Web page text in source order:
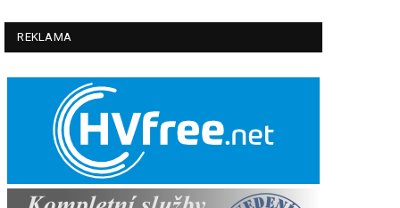
REKLAMA